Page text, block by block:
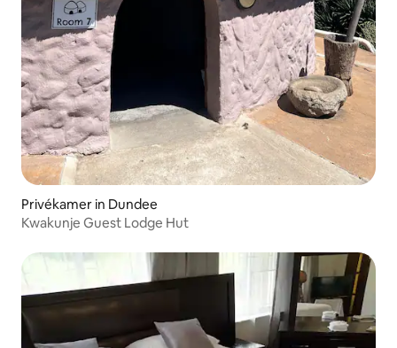
Privékamer in Dundee
Kwakunje Guest Lodge Hut